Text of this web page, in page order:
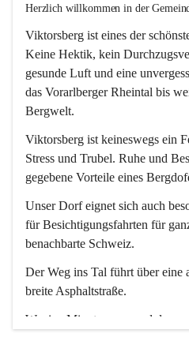
Herzlich willkommen in der
Viktorsberg ist eines der
Keine Hektik, kein
gesunde Luft und eine
das Vorarlberger Rheintal bis
Bergwelt.
Viktorsberg ist keineswegs ein
Stress und Trubel. Ruhe und
gegebene Vorteile eines
Unser Dorf eignet sich auch
für Besichtigungsfahrten für
benachbarte Schweiz.
Der Weg ins Tal führt über eine
breite Asphaltstraße.
Wenige Minuten nur, und das